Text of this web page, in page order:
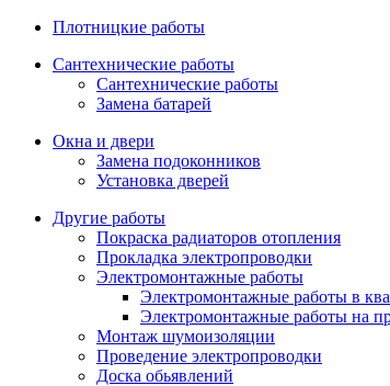
Плотницкие работы
Сантехнические работы
Сантехнические работы
Замена батарей
Окна и двери
Замена подоконников
Установка дверей
Другие работы
Покраска радиаторов отопления
Прокладка электропроводки
Электромонтажные работы
Электромонтажные работы в
Электромонтажные работы на
Монтаж шумоизоляции
Проведение электропроводки
Доска обьявлений